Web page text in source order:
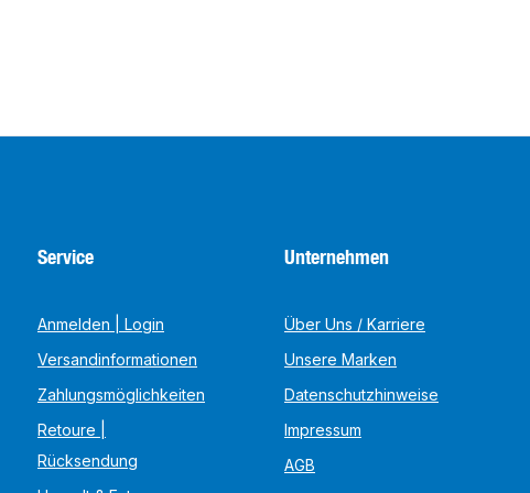
Service
Anmelden | Login
Versandinformationen
Zahlungsmöglichkeiten
Retoure |
Rücksendung
Unternehmen
Über Uns / Karriere
Unsere Marken
Datenschutzhinweise
Impressum
AGB